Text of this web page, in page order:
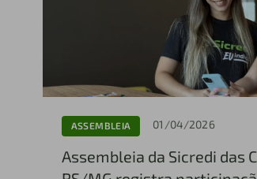
ASSEMBLEIA 01/04/2026
Assembleia da Sicredi das